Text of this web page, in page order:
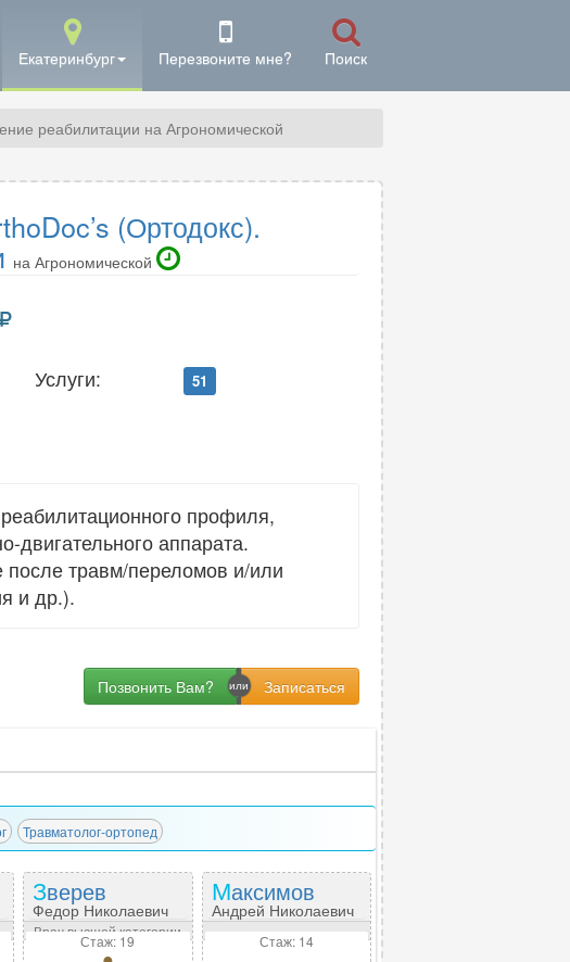
Екатеринбург Перезвоните мне? Поиск
реабилитации на Агрономической
(Ортодокс).
на Агрономической
Услуги: 51
профиля,
аппарата.
травм/переломов и/или
и др.).
Позвонить Вам?
Травматолог-ортопед
Зверев
Федор Николаевич
Врач высшей категории
Стаж: 19
Максимов
Андрей Николаевич
Стаж: 14